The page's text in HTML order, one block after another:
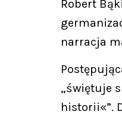
Robert
narracja
„świętuje
historii«”.